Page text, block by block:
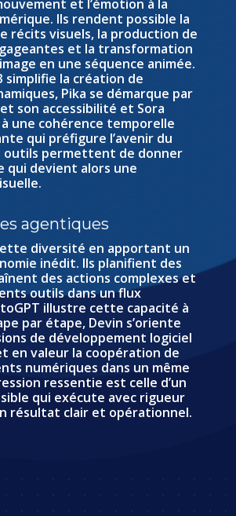
et l’émotion à la
Ils rendent possible la
récits visuels, la production de
et la transformation
en une séquence animée.
simplifie la création de
Pika se démarque par
son accessibilité et Sora
une cohérence temporelle
qui préfigure l’avenir du
outils permettent de donner
qui devient alors une
agentiques
diversité en apportant un
inédit. Ils planifient des
des actions complexes et
outils dans un flux
illustre cette capacité à
par étape, Devin s’oriente
de développement logiciel
en valeur la coopération de
numériques dans un même
ressentie est celle d’un
qui exécute avec rigueur
résultat clair et opérationnel.